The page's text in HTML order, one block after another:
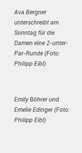
Ava Bergner
unterschreibt am
Sonntag für die
Damen eine 2-unter-
Par-Runde (Foto:
Philipp Eibl)
Emily Böhrer und
Emelie Edinger (Foto:
Philipp Eibl)